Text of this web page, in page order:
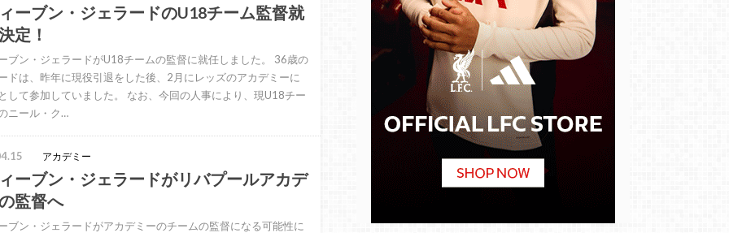
ーブン・ジェラードのU18チーム監督就
定！
ブン・ジェラードがU18チームの監督に就任しました。 36歳の
ドは、昨年に現役引退をした後、2月にレッズのアカデミーに
して参加していました。 なお、今回の人事により、現U18チー
ニール・ク…
アカデミー
ーブン・ジェラードがリバプールアカデ
監督へ
ブン・ジェラードがアカデミーのチームの監督になる可能性に